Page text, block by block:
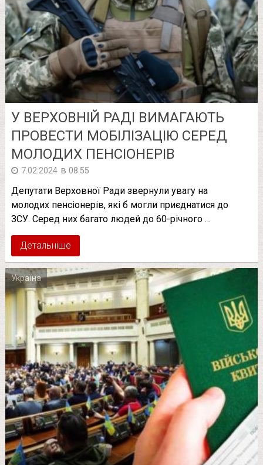
У ВЕРХОВНІЙ РАДІ ВИМАГАЮТЬ
ПРОВЕСТИ МОБІЛІЗАЦІЮ СЕРЕД
МОЛОДИХ ПЕНСІОНЕРІВ
7.02.2024 в 08:55
Депутати Верховної Ради звернули увагу на
молодих пенсіонерів, які б могли приєднатися до
ЗСУ. Серед них багато людей до 60-річного …
Детальніше
Україна